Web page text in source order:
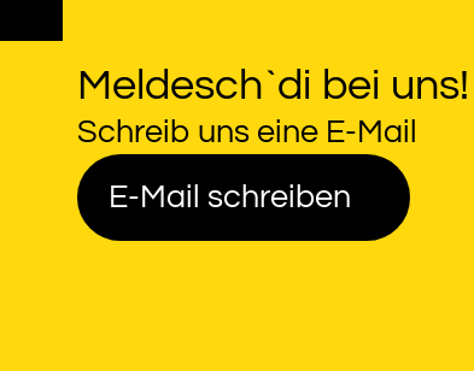
Meldesch`di bei uns!
Schreib uns eine E-Mail
E-Mail schreiben